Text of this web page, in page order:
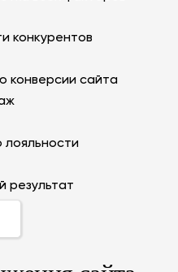
конкурентов
конверсии сайта
результат